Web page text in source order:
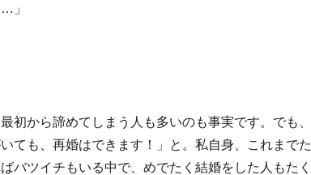
」
初から諦めてしまう人も多いのも事実です。でも、
ても、再婚はできます！」と。私自身、これまでた
バツイチもいる中で、めでたく結婚をした人もたく